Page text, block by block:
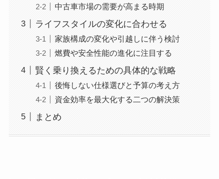
中古車市場の需要が高まる時期
ライフスタイルの変化に合わせる
家族構成の変化や引越しに伴う検討
燃費や安全性能の進化に注目する
賢く乗り換えるための具体的な戦略
後悔しない仕様選びと予算の考え方
資金効率を最大化する二つの解決策
まとめ